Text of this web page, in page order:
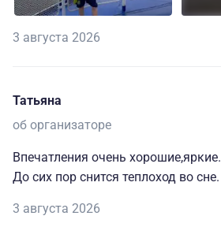
3 августа 2026
Татьяна
об организаторе
Впечатления очень хорошие,яркие.
До сих пор снится теплоход во сне.
3 августа 2026